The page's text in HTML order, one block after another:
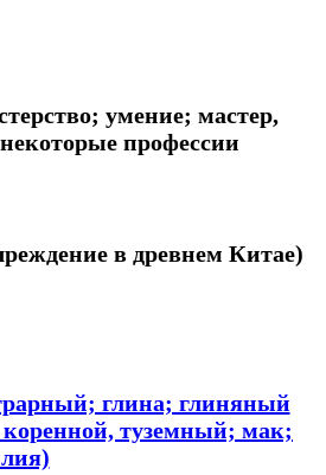
умение; мастер,
профессии
в древнем Китае)
глина; глиняный
туземный; мак;